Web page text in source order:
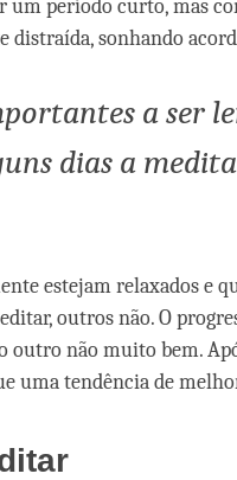
período curto, mas
distraída, sonhando
a ser
dias a
estejam relaxados e
outros não. O
outro não muito bem.
uma tendência de